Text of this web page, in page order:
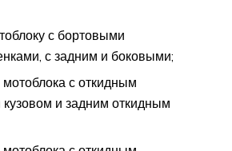
с бортовыми
с задним и боковыми;
с откидным
и задним откидным